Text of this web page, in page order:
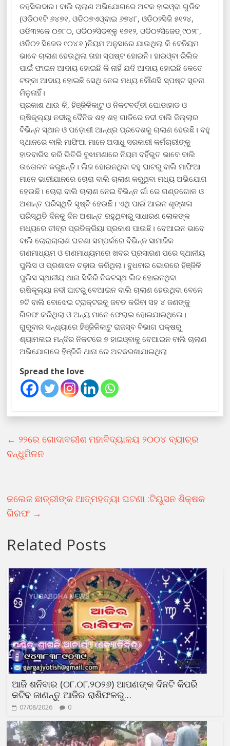
ତହସିଲଦାର। ବାଲି ଚାଲାଣ ଅଭିଯୋଗରେ ଅଟକ ହାଇଓ୍ବା ଗୁଡିକ
(ଓଡି୦୧ଟି ୬୪୭୧, ଓଡି୦୭ଏଓ୍ବାଇ ୬୭୪୮, ଓଡି୦୨ସିଜି ୫୧୨୪,
ଓଡି୩୨କେ ୦୭୮୦, ଓଡି୦୨ସିଡଵ୍ଳୁ ୧୭୧୨, ଓଡି୦୨ସିଜେଡ୍ ୯୦୨୮,
ଓଡି୦୨ ସିଜେଡ ୯୦୪୬ )ନିୟମ ଅନୁସାରେ ଯାଉଥିଲା କି ବେନିୟମ
ଭାବେ ଚାଲାଣ ହେଉଥିଲା ତାହା ସ୍ପଷ୍ଟ ହୋଇନି। ହାଇଓ୍ବା ରିଲିଜ
ପାଇଁ ଫାଇନ ଆଦାୟ ହୋଇଛି କି ନାହିଁ ଯଦି ଆଦାୟ ହୋଇଛି କେତେ
ଟଙ୍କା ଆଦାୟ ହୋଇଛି ସେଥି ନେଇ ମଧ୍ୟ କୌଣସି ସ୍ପଷ୍ଟ ସୂଚନା
ମିଳୁନାହିଁ।
ପ୍ରକାଶ ଥାଉ କି, ହିଞ୍ଜିଳିକାଟୁ ଓ ନିକଟବର୍ତ୍ତୀ ଘୋଡାହାଡ ଓ
ଋଷିକୂଲ୍ୟା ନଦୀରୁ ଦୈନିକ ଶହ ଶହ ଗାଡିରେ ନଦୀ ବାଲି ଜିଲ୍ଲାର
ବିଭିନ୍ନ ସ୍ଥାନ ଓ ପଡ଼ୋଶୀ ଆନ୍ଧ୍ର ପ୍ରଦେଶକୁ ଚାଲାଣ ହେଉଛି। ବହୁ
ସ୍ଥାନରେ ବାଲି ମାଫିଆ ମାନେ ଅସାଧୁ ସରକାରୀ କର୍ମଚାରୀଙ୍କୁ
ହାତବାରିସ କରି ଭିତିରି ବୁଝାମଣାରେ ନିୟମ ବର୍ହିଭୁତ ଭାବେ ବାଲି
ଉତୋଳନ କରୁଛନ୍ତି। ଲିଜ ହୋଇନଥିବା ବହୁ ଘାଟରୁ ବାଲି ମାଫିଆ
ମାନେ ଭାରୀଯାନରେ ଚୋରା ବାଲି ଚାଲାଣ କରୁଥିବା ମଧ୍ୟ ଅଭିଯୋଗ
ହେଉଛି। ଚୋରା ବାଲି ଚାଲାଣ ନେଇ ବିଭିନ୍ନ ଗାଁ ରେ ଗଣ୍ଡଗୋଳ ଓ
ଅଶାନ୍ତ ପରିସ୍ଥିତି ସୃଷ୍ଟି ହେଉଛି। ଏଥି ପାଇଁ ଆଇନ ଶୃଙ୍ଖଳା
ପରିସ୍ଥିତି ଦିନକୁ ଦିନ ଅଶାନ୍ତ ରହୁଥିବାରୁ ସାଧାରଣ ଲୋକଙ୍କ
ମଧ୍ୟରେ ତୀବ୍ର ପ୍ରତିକ୍ରିୟା ପ୍ରକାଶ ପାଉଛି। ବେଆଇନ ଭାବେ
ବାଲି ଚୋରାଚାଲାଣ ଘଟଣା ସମ୍ପର୍କରେ ବିଭିନ୍ନ ସାମାଜିକ
ଗଣମାଧ୍ୟମ ଓ ଗଣମାଧ୍ୟମରେ ଖବର ପ୍ରସାରଣ ପରେ ସ୍ଥାନୀୟ
ପୁଲିସ ଓ ପ୍ରଶାସନ ଚଢ଼ାଉ କରିଥିଲା। ବୁଧବାର ଭୋରରେ ହିଞ୍ଜିଳି
ପୁଲିସ ସ୍ଥାନୀୟ ଥାନା ସିକିରି ନିକଟସ୍ଥ ଲିଜ ହୋଇନଥିବା
ଋଷିକୂଲ୍ୟା ନଦୀ ଘାଟରୁ ବେଆଇନ ବାଲି ଚାଲାଣ ହେଉଥିବା ବେଳେ
୭ଟି ବାଲି ବୋଝେଇ ଟ୍ରାକ୍ଟରକୁ ଜବତ କରିବା ସହ ୪ ଜଣଙ୍କୁ
ଗିରଫ କରିଥିଲା ଓ ଅନ୍ୟ ମାନେ ଫେରାଇ ହୋଇଯାଇଥିଲେ।
ଗୁରୁବାର ସନ୍ଧ୍ୟାରେ ହିଞ୍ଜିଳିକାଟୁ ରାଜସ୍ବ ବିଭାଗ ପକ୍ଷରୁ
ଶ୍ୟାମଳାଇ ମନ୍ଦିର ନିକଟରେ ୭ ହାଇଓ୍ବାକୁ ବେଆଇନ ବାଲି ଚାଲାଣ
ଅଭିଯୋଗରେ ହିଞ୍ଜିଳି ଥାନା ରେ ଅଟକରଖାଯାଇଥିଲା
Spread the love
← ୨୨ରେ ଗୋଦାବରୀଶ ମହାବିଦ୍ୟାଳୟ ୨୦୦୪ ବ୍ୟାଚ୍‌ର
ବନ୍ଧୁମିଳନ
କଲେଜ ଛାତ୍ରୀଙ୍କ ଆତ୍ମହତ୍ୟା ଘଟଣା :ଟିୟୁସନ ଶିକ୍ଷକ
ଗିରଫ →
Related Posts
ଆଜି ଶନିବାର (୦୮.୦୮.୨୦୨୬) ଆପଣଙ୍କ ଦିନଟି କିପରି
କଟିବ ଜାଣନ୍ତୁ ଆଜିର ରାଶିଫଳରୁ…
07/08/2026 0